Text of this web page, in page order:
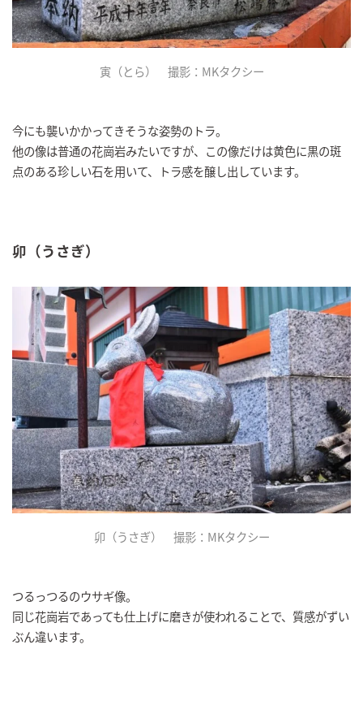
寅（とら） 撮影：MKタクシー
今にも襲いかかってきそうな姿勢のトラ。
他の像は普通の花崗岩みたいですが、この像だけは黄色に黒の斑
点のある珍しい石を用いて、トラ感を醸し出しています。
卯（うさぎ）
卯（うさぎ） 撮影：MKタクシー
つるっつるのウサギ像。
同じ花崗岩であっても仕上げに磨きが使われることで、質感がずい
ぶん違います。